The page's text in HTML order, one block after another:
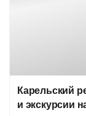
Карельский
и экскурсии